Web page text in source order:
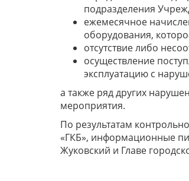
подразделения
ежемесячное
оборудования,
отсутствие либо
осуществление
эксплуатацию с
а также ряд других
мероприятия.
По результатам
«ГКБ», информационные
Жуковский и Главе